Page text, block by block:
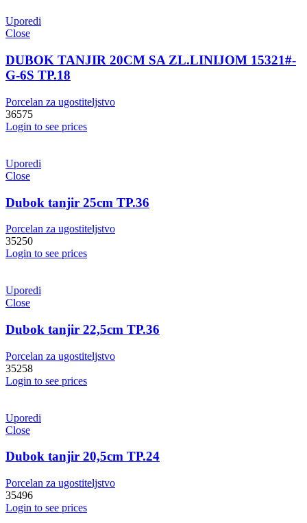
Uporedi
Close
DUBOK TANJIR 20CM SA ZL.LINIJOM 15321#-
G-6S TP.18
Porcelan za ugostiteljstvo
36575
Login to see prices
Uporedi
Close
Dubok tanjir 25cm TP.36
Porcelan za ugostiteljstvo
35250
Login to see prices
Uporedi
Close
Dubok tanjir 22,5cm TP.36
Porcelan za ugostiteljstvo
35258
Login to see prices
Uporedi
Close
Dubok tanjir 20,5cm TP.24
Porcelan za ugostiteljstvo
35496
Login to see prices